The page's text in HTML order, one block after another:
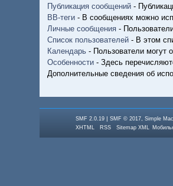
Публикация сообщений -
BB-теги - В сообщениях можно
Личные сообщения -
Список пользователей - В этом
Календарь - Пользователи могут
Особенности - Здесь
Дополнительные сведения об
SMF 2.0.19| SMF © 2017, Simple
XHTML
RSS Sitemap XML